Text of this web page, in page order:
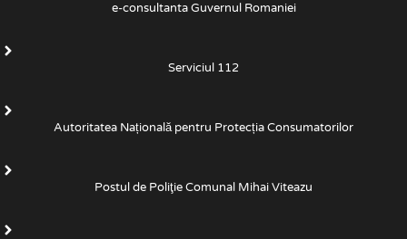
e-consultanta Guvernul Romaniei
Serviciul 112
Autoritatea Națională pentru Protecția Consumatorilor
Postul de Poliţie Comunal Mihai Viteazu